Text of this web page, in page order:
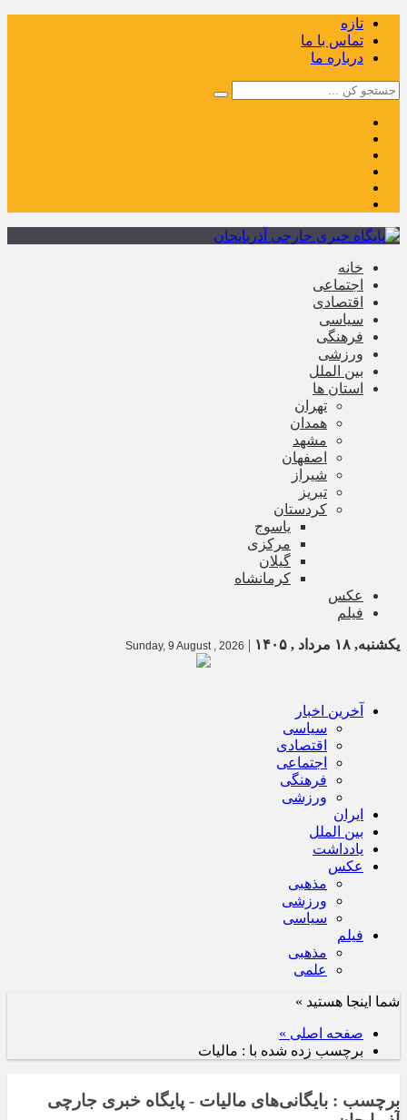
تازه
تماس با ما
درباره ما
خانه
اجتماعی
اقتصادی
سیاسی
فرهنگی
ورزشی
بین الملل
استان ها
تهران
همدان
مشهد
اصفهان
شیراز
تبریز
کردستان
یاسوج
مرکزی
گیلان
کرمانشاه
عکس
فیلم
یکشنبه, ۱۸ مرداد , ۱۴۰۵ |
Sunday, 9 August , 2026
آخرین اخبار
سیاسی
اقتصادی
اجتماعی
فرهنگی
ورزشی
ایران
بین الملل
یادداشت
عکس
مذهبی
ورزشی
سیاسی
فیلم
مذهبی
علمی
شما اینجا هستید »
صفحه اصلی »
برچسب زده شده با : مالیات
برچسب : بایگانی‌های مالیات - پایگاه خبری جارچی